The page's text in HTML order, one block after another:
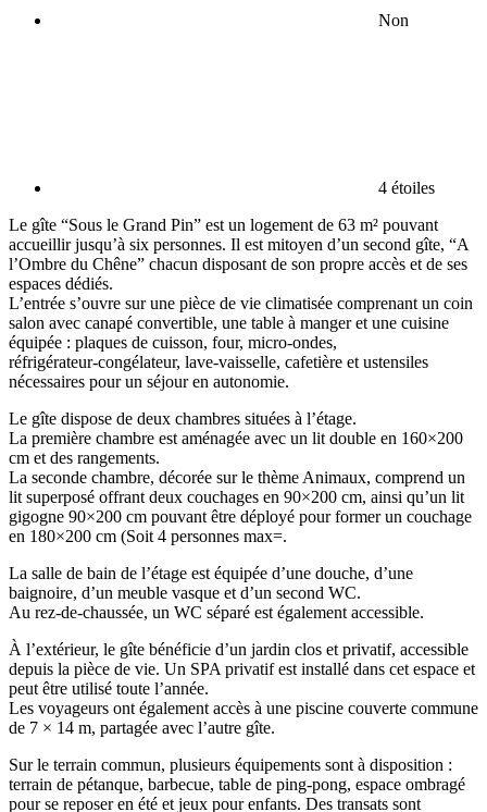
Non
4 étoiles
Le gîte “Sous le Grand Pin” est un logement de 63 m² pouvant
accueillir jusqu’à six personnes. Il est mitoyen d’un second gîte, “A
l’Ombre du Chêne” chacun disposant de son propre accès et de ses
espaces dédiés.
L’entrée s’ouvre sur une pièce de vie climatisée comprenant un coin
salon avec canapé convertible, une table à manger et une cuisine
équipée : plaques de cuisson, four, micro‑ondes,
réfrigérateur‑congélateur, lave‑vaisselle, cafetière et ustensiles
nécessaires pour un séjour en autonomie.
Le gîte dispose de deux chambres situées à l’étage.
La première chambre est aménagée avec un lit double en 160×200
cm et des rangements.
La seconde chambre, décorée sur le thème Animaux, comprend un
lit superposé offrant deux couchages en 90×200 cm, ainsi qu’un lit
gigogne 90×200 cm pouvant être déployé pour former un couchage
en 180×200 cm (Soit 4 personnes max=.
La salle de bain de l’étage est équipée d’une douche, d’une
baignoire, d’un meuble vasque et d’un second WC.
Au rez‑de‑chaussée, un WC séparé est également accessible.
À l’extérieur, le gîte bénéficie d’un jardin clos et privatif, accessible
depuis la pièce de vie. Un SPA privatif est installé dans cet espace et
peut être utilisé toute l’année.
Les voyageurs ont également accès à une piscine couverte commune
de 7 × 14 m, partagée avec l’autre gîte.
Sur le terrain commun, plusieurs équipements sont à disposition :
terrain de pétanque, barbecue, table de ping‑pong, espace ombragé
pour se reposer en été et jeux pour enfants. Des transats sont